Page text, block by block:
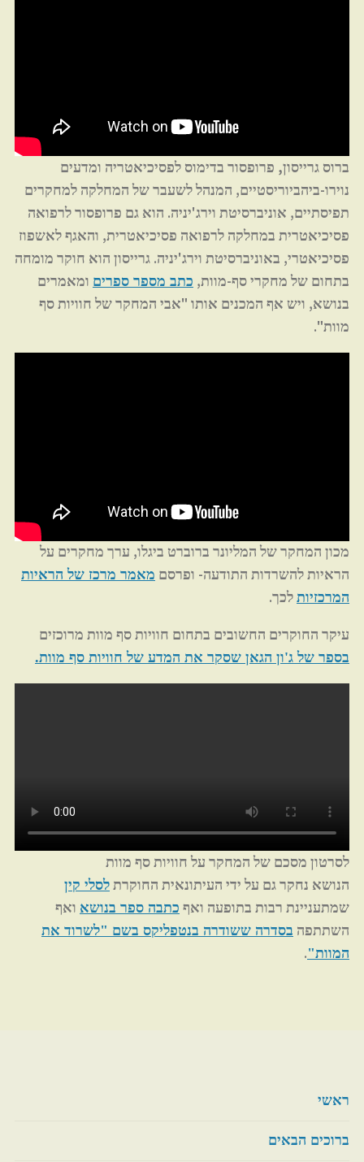
ברוס גרייסון, פרופסור בדימוס לפסיכיאטריה ומדעים
נוירו-ביהביוריסטיים, המנהל לשעבר של המחלקה למחקרים
תפיסתיים, אוניברסיטת וירג'יניה. הוא גם פרופסור לרפואה
פסיכיאטרית במחלקה לרפואה פסיכיאטרית, והאגף לאשפוז
פסיכיאטרי, באוניברסיטת וירג'יניה. גרייסון הוא חוקר מומחה
בתחום של מחקרי סף-מוות, כתב מספר ספרים ומאמרים
בנושא, ויש אף המכנים אותו "אבי המחקר של חוויות סף
מוות".
מכון המחקר של המליונר ברוברט ביגלו, ערך מחקרים על
הראיות להשרדות התודעה- ופרסם מאמר מרכז של הראיות
המרכזיות לכך.
עיקר החוקרים החשובים בתחום חוויות סף מוות מרוכזים
בספר של ג'ון הגאן שסקר את המדע של חוויות סף מוות.
לסרטון מסכם של המחקר על חוויות סף מוות
הנושא נחקר גם על ידי העיתונאית החוקרת לסלי קין
שמתעניינת רבות בתופעה ואף כתבה ספר בנושא ואף
השתתפה בסדרה ששודרה בנטפליקס בשם "לשרוד את
המוות".
ראשי
ברוכים הבאים